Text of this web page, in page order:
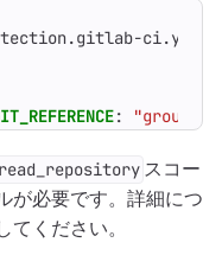
ci.yml
:
read_repository スコー
が必要です。詳細につ
てください。